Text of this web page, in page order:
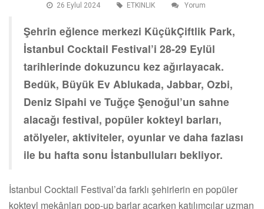
26 Eylul 2024 ETKINLIK Yorum
Şehrin eğlence merkezi KüçükÇiftlik Park,
İstanbul Cocktail Festival’i 28-29 Eylül
tarihlerinde dokuzuncu kez ağırlayacak.
Bedük, Büyük Ev Ablukada, Jabbar, Ozbi,
Deniz Sipahi ve Tuğçe Şenoğul’un sahne
alacağı festival, popüler kokteyl barları,
atölyeler, aktiviteler, oyunlar ve daha fazlası
ile bu hafta sonu İstanbulluları bekliyor.
İstanbul Cocktail Festival’da farklı şehirlerin en popüler
kokteyl mekânları pop-up barlar açarken katılımcılar uzman